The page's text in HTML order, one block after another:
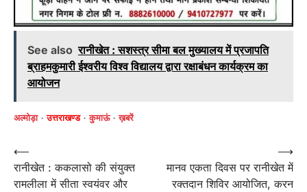
See also रानीखेत : सशस्त्र सीमा बल मुख्यालय में प्रजापति
ब्राहमकुमारी ईश्वरीय विश्व विद्यालय द्वारा रक्षाबंधन कार्यक्रम का
आयोजन
अल्मोड़ा उत्तराखण्ड कुमाऊं ख़बरें
Post
navigation
⟵
रानीखेत : ककलासो की संयुक्त
रामलीला में सीता स्वयंवर और
मानव एकता दिवस पर रानीखेत में
रक्तदान शिविर आयोजित, करन
⟶